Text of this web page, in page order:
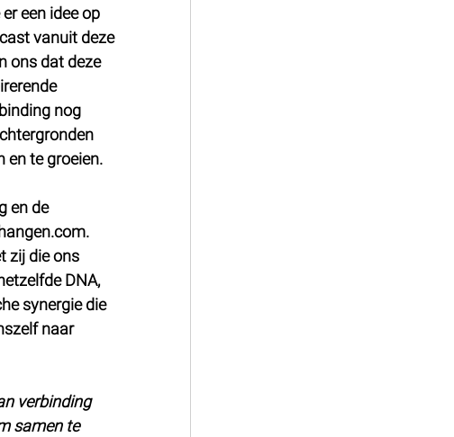
een idee op
vanuit deze
ons dat deze
nog
en te groeien.
en de
zij die ons
DNA,
synergie die
naar
verbinding
samen te